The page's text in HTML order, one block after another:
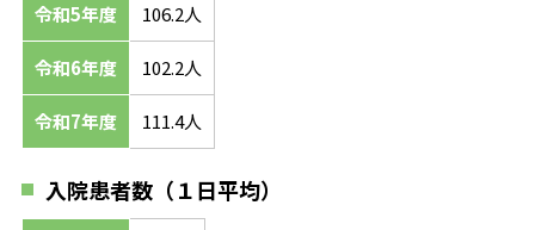
令和5年度 106.2人
令和6年度 102.2人
令和7年度 111.4人
入院患者数（１日平均）